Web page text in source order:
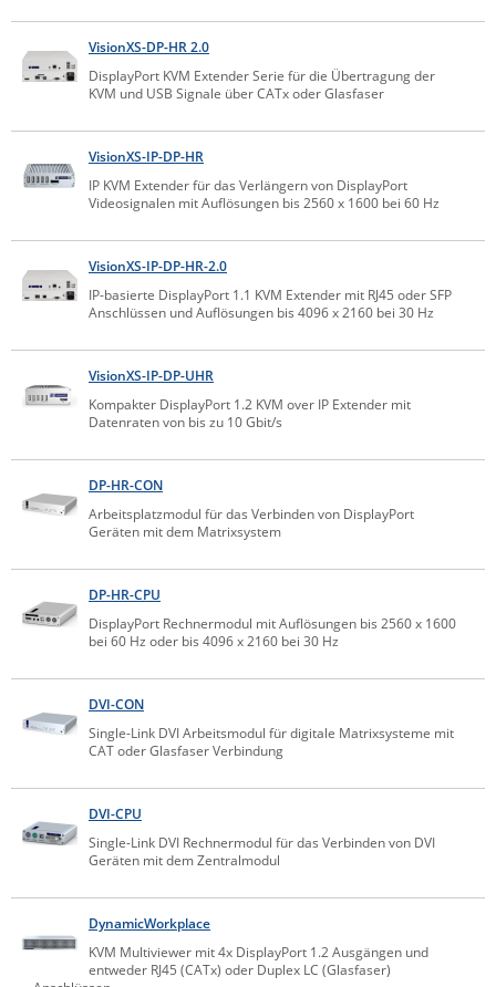
ZPE Systems
News zu unseren Herstellern
VisionXS-DP-HR 2.0
DisplayPort KVM Extender Serie für die Übertragung der
KVM und USB Signale über CATx oder Glasfaser
VisionXS-IP-DP-HR
IP KVM Extender für das Verlängern von DisplayPort
Videosignalen mit Auflösungen bis 2560 x 1600 bei 60 Hz
VisionXS-IP-DP-HR-2.0
IP-basierte DisplayPort 1.1 KVM Extender mit RJ45 oder SFP
Anschlüssen und Auflösungen bis 4096 x 2160 bei 30 Hz
VisionXS-IP-DP-UHR
Kompakter DisplayPort 1.2 KVM over IP Extender mit
Datenraten von bis zu 10 Gbit/s
DP-HR-CON
Arbeitsplatzmodul für das Verbinden von DisplayPort
Geräten mit dem Matrixsystem
DP-HR-CPU
DisplayPort Rechnermodul mit Auflösungen bis 2560 x 1600
bei 60 Hz oder bis 4096 x 2160 bei 30 Hz
DVI-CON
Single-Link DVI Arbeitsmodul für digitale Matrixsysteme mit
CAT oder Glasfaser Verbindung
DVI-CPU
Single-Link DVI Rechnermodul für das Verbinden von DVI
Geräten mit dem Zentralmodul
DynamicWorkplace
KVM Multiviewer mit 4x DisplayPort 1.2 Ausgängen und
entweder RJ45 (CATx) oder Duplex LC (Glasfaser)